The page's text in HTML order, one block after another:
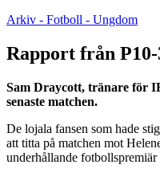
Arkiv - Fotboll - Ungdom
Rapport från
Sam Draycott, tränare för
senaste matchen.
De lojala fansen som hade
att titta på matchen mot
underhållande